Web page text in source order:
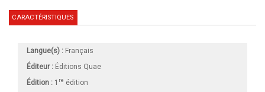
CARACTÉRISTIQUES
Langue(s) : Français
Éditeur : Éditions Quae
Édition : 1 re édition